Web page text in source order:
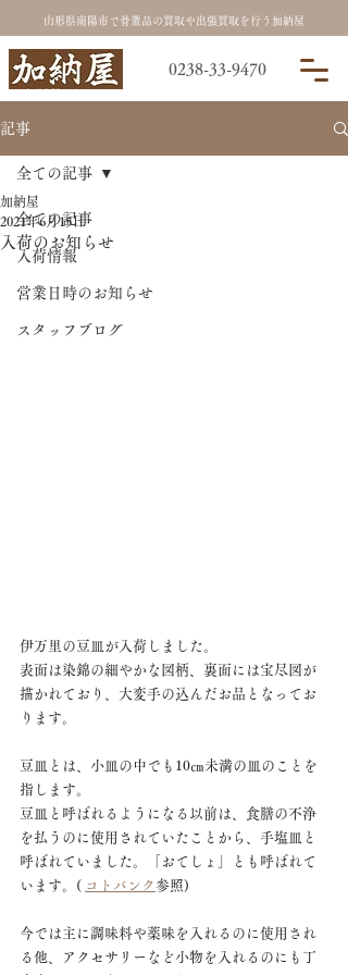
0238-33-9470
山形県南陽市で骨董品の買取や出張買取を行う加納屋
記事
全ての記事
入荷情報
営業日時のお知らせ
スタッフブログ
全ての記事
入荷のお知らせ
加納屋
2021年6月15日
伊万里の豆皿が入荷しました。
表面は染錦の細やかな図柄、裏面には宝尽図が
描かれており、大変手の込んだお品となってお
ります。
豆皿とは、小皿の中でも10㎝未満の皿のことを
指します。
豆皿と呼ばれるようになる以前は、食膳の不浄
を払うのに使用されていたことから、手塩皿と
呼ばれていました。「おてしょ」とも呼ばれて
います。( コトバンク 参照)
今では主に調味料や薬味を入れるのに使用され
る他、アクセサリーなど小物を入れるのにも丁